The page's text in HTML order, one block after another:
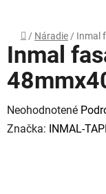
Domov
/ Náradie / Inmal
Inmal
Priemerné
hodnotenie
Neohodnotené
Značka: INMAL-